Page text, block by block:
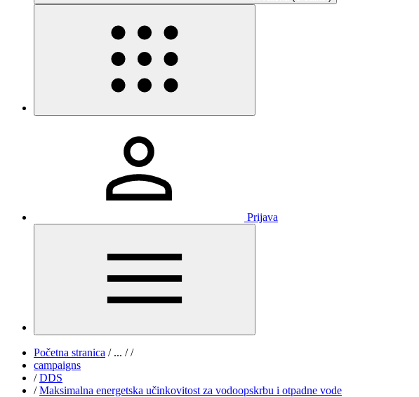
Prijava
Početna stranica /... / /
campaigns
/ DDS
/ Maksimalna energetska učinkovitost za vodoopskrbu i otpadne vode